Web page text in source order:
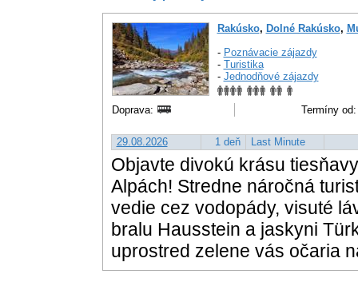
Rakúsko, Dolné Rakúsko,
- Poznávacie zájazdy
- Turistika
- Jednodňové zájazdy
Doprava: Termíny
29.08.2026 1 deň Last Minute
Objavte divokú krásu
Alpách! Stredne náročná
vedie cez vodopády, visuté
bralu Hausstein a jaskyni
uprostred zelene vás očaria